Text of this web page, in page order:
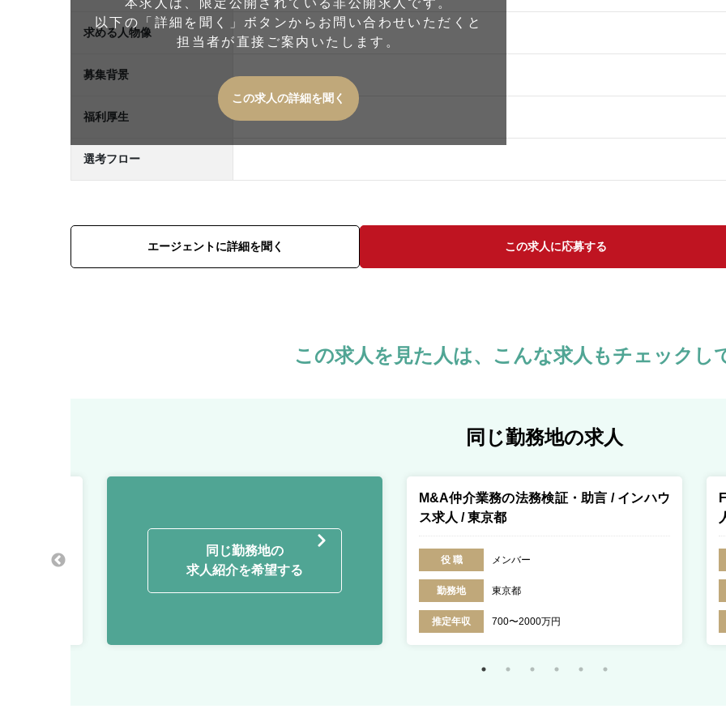
本求人は、限定公開されている非公開求人です。
以下の「詳細を聞く」ボタンからお問い合わせいただくと
担当者が直接ご案内いたします。
この求人の詳細を聞く
求める人物像
募集背景
福利厚生
選考フロー
エージェントに詳細を聞く この求人に応募する
この求人を見た人は、 こんな求人もチェックし
同じ勤務地の求人
同じ勤務地の
求人紹介を希望する
M&A仲介業務の法務検証・助言 / インハウ
ス求人 / 東京都
役 職 メンバー
勤務地 東京都
推定年収 700〜2000万円